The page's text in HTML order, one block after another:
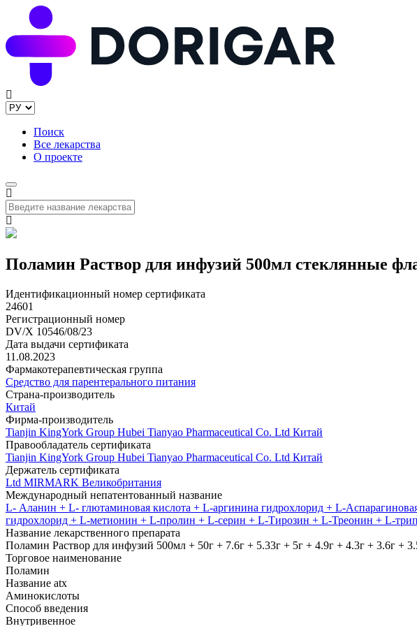
Поиск
Все лекарства
О проекте
Поламин Раствор для инфузий 500мл стеклянные
Идентификационный номер сертификата
24601
Регистрационный номер
DV/X 10546/08/23
Дата выдачи сертификата
11.08.2023
Фармакотерапевтическая группа
Средство для парентерального питания
Страна-производитель
Китай
Фирма-производитель
Tianjin KingYork Group Hubei Tianyao Pharmaceutical Co. Ltd Китай
Правообладатель сертификата
Tianjin KingYork Group Hubei Tianyao Pharmaceutical Co. Ltd Китай
Держатель сертификата
Ltd MIRMARK Великобритания
Международный непатентованный название
L- Аланин + L- глютаминовая кислота + L-аргинина гидрохлорид + L-
гидрохлорид + L-метионин + L-пролин + L-серин + L-Тирозин + L-Треонин + L-
Название лекарственного препарата
Поламин Раствор для инфузий 500мл + 50г + 7.6г + 5.33г + 5г + 4.9г + 4.3г + 3.6г +
Торговое наименование
Поламин
Название atx
Аминокислоты
Способ введения
Внутривенное